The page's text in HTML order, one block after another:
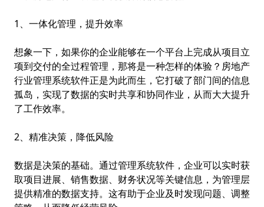
1、一体化管理，提升效率
想象一下，如果你的企业能够在一个平台上完成从项目立
项到交付的全过程管理，那将是一种怎样的体验？房地产
行业管理系统软件正是为此而生，它打破了部门间的信息
孤岛，实现了数据的实时共享和协同作业，从而大大提升
了工作效率。
2、精准决策，降低风险
数据是决策的基础。通过管理系统软件，企业可以实时获
取项目进展、销售数据、财务状况等关键信息，为管理层
提供精准的数据支持。这有助于企业及时发现问题、调整